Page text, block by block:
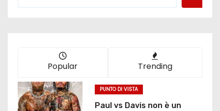
Popular Trending
PUNTO DI VISTA
Paul vs Davis non è un